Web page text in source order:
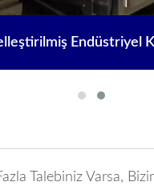
Endüstriyel
Talebiniz Varsa,